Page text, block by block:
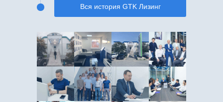
Вся история GTK Лизинг